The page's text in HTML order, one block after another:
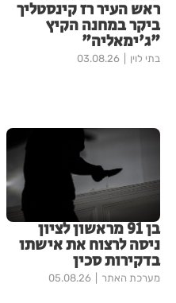
ראש העיר רז קינסטליך
ביקר במחנה הקיץ
"ג'ימאליה"
בתי לוין 03.08.26
בן 91 מראשון לציון
ניסה לרצוח את אישתו
בדקירות סכין
מערכת האתר 05.08.26